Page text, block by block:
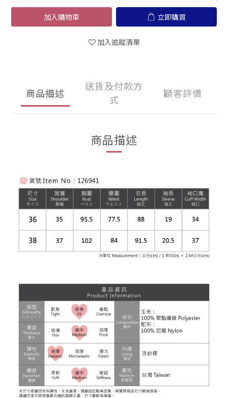
加入購物車 立即購買
加入追蹤清單
商品描述
送貨及付款方
式
顧客評價
商品描述